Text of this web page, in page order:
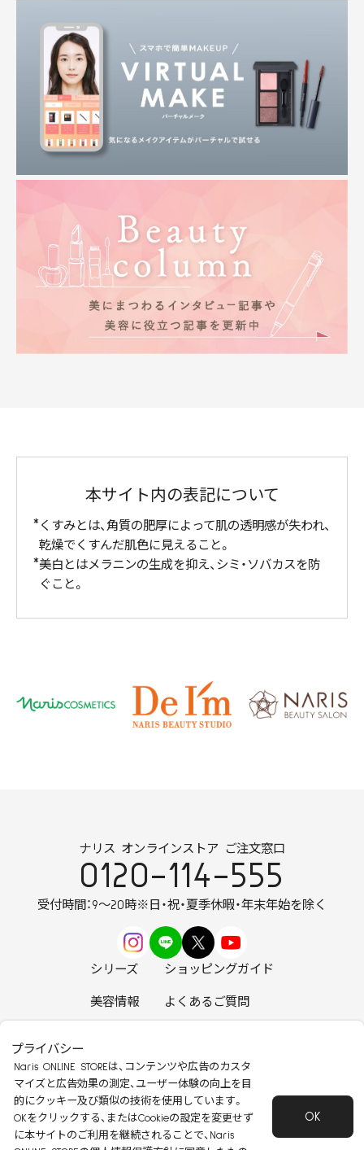
本サイト内の表記について
くすみとは、角質の肥厚によって肌の透明感が失われ、
乾燥でくすんだ肌色に見えること。
美白とはメラニンの生成を抑え、シミ・ソバカスを防
ぐこと。
ナリス オンラインストア ご注文窓口
0120-114-555
受付時間：9～20時※日・祝・夏季休暇・年末年始を除く
シリーズ ショッピングガイド
美容情報 よくあるご質問
安心して安全にご使用いただくために
特定商取引法に基づく表記
会社概要
プライバシー
Naris ONLINE STOREは、コンテンツや広告のカスタ
マイズと広告効果の測定、ユーザー体験の向上を目
的にクッキー及び類似の技術を使用しています。
OKをクリックする、またはCookieの設定を変更せず
に本サイトのご利用を継続されることで、Naris
OK